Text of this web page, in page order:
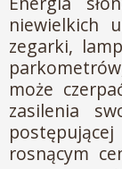
niewielkich
zegarki,
może
zasilenia
rosnącym